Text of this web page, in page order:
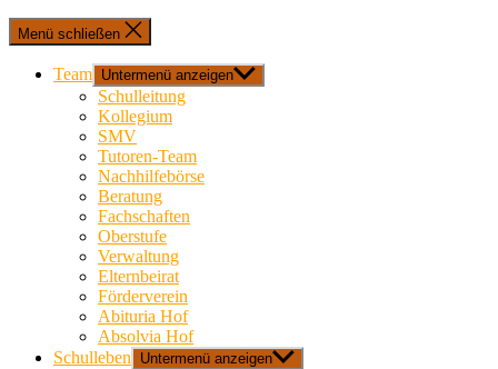
Menü schließen
Team Untermenü anzeigen
Schulleitung
Kollegium
SMV
Tutoren-Team
Nachhilfebörse
Beratung
Fachschaften
Oberstufe
Verwaltung
Elternbeirat
Förderverein
Abituria Hof
Absolvia Hof
Schulleben
Untermenü anzeigen